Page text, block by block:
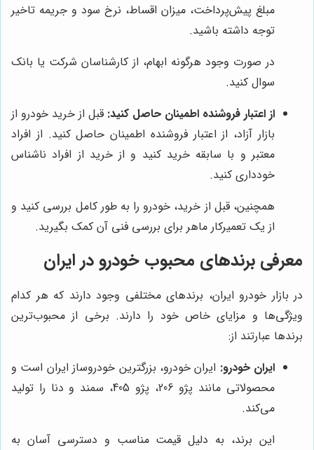
مبلغ پیش‌پرداخت، میزان اقساط، نرخ سود و جریمه تاخیر
توجه داشته باشید.
در صورت وجود هرگونه ابهام، از کارشناسان شرکت یا بانک
سوال کنید.
از اعتبار فروشنده اطمینان حاصل کنید: قبل از خرید خودرو از
بازار آزاد، از اعتبار فروشنده اطمینان حاصل کنید. از افراد
معتبر و با سابقه خرید کنید و از خرید از افراد ناشناس
خودداری کنید.
همچنین، قبل از خرید، خودرو را به طور کامل بررسی کنید و
از یک تعمیرکار ماهر برای بررسی فنی آن کمک بگیرید.
معرفی برندهای محبوب خودرو در ایران
در بازار خودرو ایران، برندهای مختلفی وجود دارند که هر کدام
ویژگی‌ها و مزایای خاص خود را دارند. برخی از محبوب‌ترین
برندها عبارتند از:
ایران خودرو: ایران خودرو، بزرگترین خودروساز ایران است و
محصولاتی مانند پژو 206، پژو 405، سمند و دنا را تولید
می‌کند.
این برند، به دلیل قیمت مناسب و دسترسی آسان به